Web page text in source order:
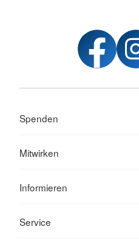
Spenden
Mitwirken
Informieren
Service